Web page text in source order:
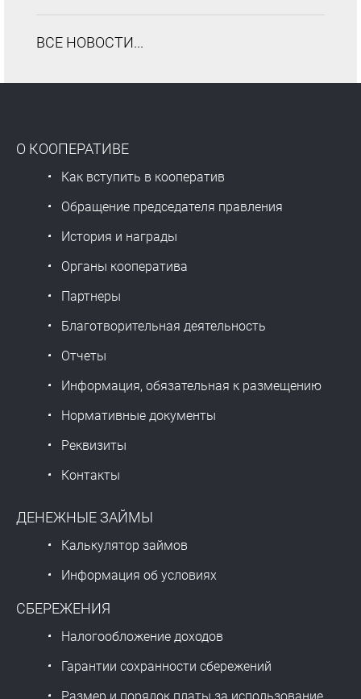
ВСЕ НОВОСТИ...
О КООПЕРАТИВЕ
Как вступить в кооператив
Обращение председателя правления
История и награды
Органы кооператива
Партнеры
Благотворительная деятельность
Отчеты
Информация, обязательная к размещению
Нормативные документы
Реквизиты
Контакты
ДЕНЕЖНЫЕ ЗАЙМЫ
Калькулятор займов
Информация об условиях
СБЕРЕЖЕНИЯ
Налогообложение доходов
Гарантии сохранности сбережений